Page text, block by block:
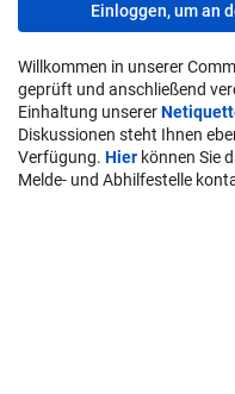
Einloggen, um an
Willkommen in unserer
geprüft und anschließend
Einhaltung unserer
Diskussionen steht Ihnen
Verfügung. Hier können Sie
Melde- und Abhilfestelle